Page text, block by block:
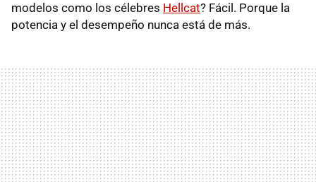
modelos como los célebres Hellcat? Fácil. Porque la
potencia y el desempeño nunca está de más.